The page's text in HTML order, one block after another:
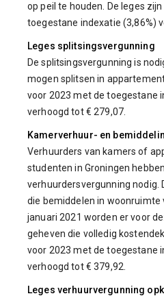
op peil te houden. De leges
toegestane indexatie (3,86%)
Leges splitsingsvergunning
De splitsingsvergunning is
mogen splitsen in
voor 2023 met de toegestane
verhoogd tot € 279,07.
Kamerverhuur- en
Verhuurders van kamers of
studenten in Groningen
verhuurdersvergunning nodig.
die bemiddelen in woonruimte
januari 2021 worden er voor
geheven die volledig
voor 2023 met de toegestane
verhoogd tot € 379,92.
Leges verhuurvergunning